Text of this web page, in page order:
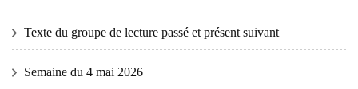
Texte du groupe de lecture passé et présent suivant
Semaine du 4 mai 2026